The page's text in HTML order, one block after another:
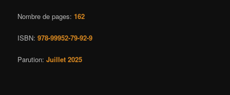
Nombre de pages:162
ISBN:978-99952-79-92-9
Parution:Juillet 2025